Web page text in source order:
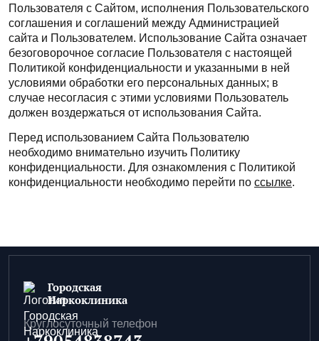
Пользователя с Сайтом, исполнения Пользовательского
соглашения и соглашений между Администрацией
сайта и Пользователем. Использование Сайта означает
безоговорочное согласие Пользователя с настоящей
Политикой конфиденциальности и указанными в ней
условиями обработки его персональных данных; в
случае несогласия с этими условиями Пользователь
должен воздержаться от использования Сайта.
Перед использованием Сайта Пользователю
необходимо внимательно изучить Политику
конфиденциальности. Для ознакомления с Политикой
конфиденциальности необходимо перейти по ссылке.
Городская
Наркоклиника
Круглосуточный телефон